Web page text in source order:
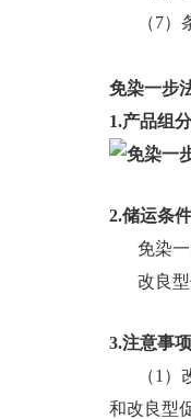
（7
免染一步
1.产品组
2.储运条
免染
改良
3.注意事
（1
和改良型